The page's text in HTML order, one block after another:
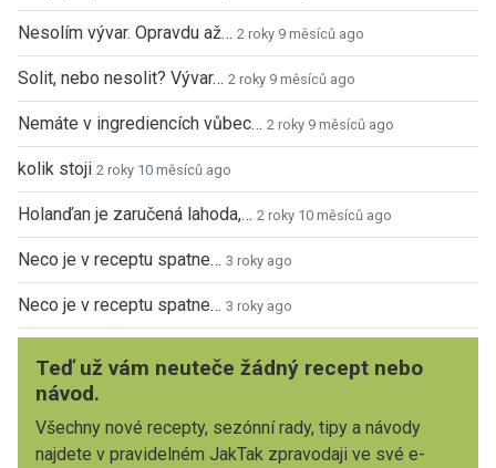
Nesolím vývar. Opravdu až… 2 roky 9 měsíců ago
Solit, nebo nesolit? Vývar… 2 roky 9 měsíců ago
Nemáte v ingrediencích vůbec… 2 roky 9 měsíců ago
kolik stoji 2 roky 10 měsíců ago
Holanďan je zaručená lahoda,… 2 roky 10 měsíců ago
Neco je v receptu spatne… 3 roky ago
Neco je v receptu spatne… 3 roky ago
Teď už vám neuteče žádný recept nebo
návod.
Všechny nové recepty, sezónní rady, tipy a návody
najdete v pravidelném JakTak zpravodaji ve své e-